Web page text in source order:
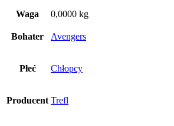
Waga 0,0000 kg
Bohater Avengers
Płeć Chłopcy
Producent Trefl